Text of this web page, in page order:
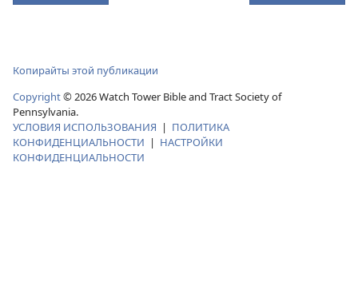
Копирайты этой публикации
Copyright© 2026 Watch Tower Bible and Tract Society of
Pennsylvania.
УСЛОВИЯ ИСПОЛЬЗОВАНИЯ | ПОЛИТИКА
КОНФИДЕНЦИАЛЬНОСТИ | НАСТРОЙКИ
КОНФИДЕНЦИАЛЬНОСТИ